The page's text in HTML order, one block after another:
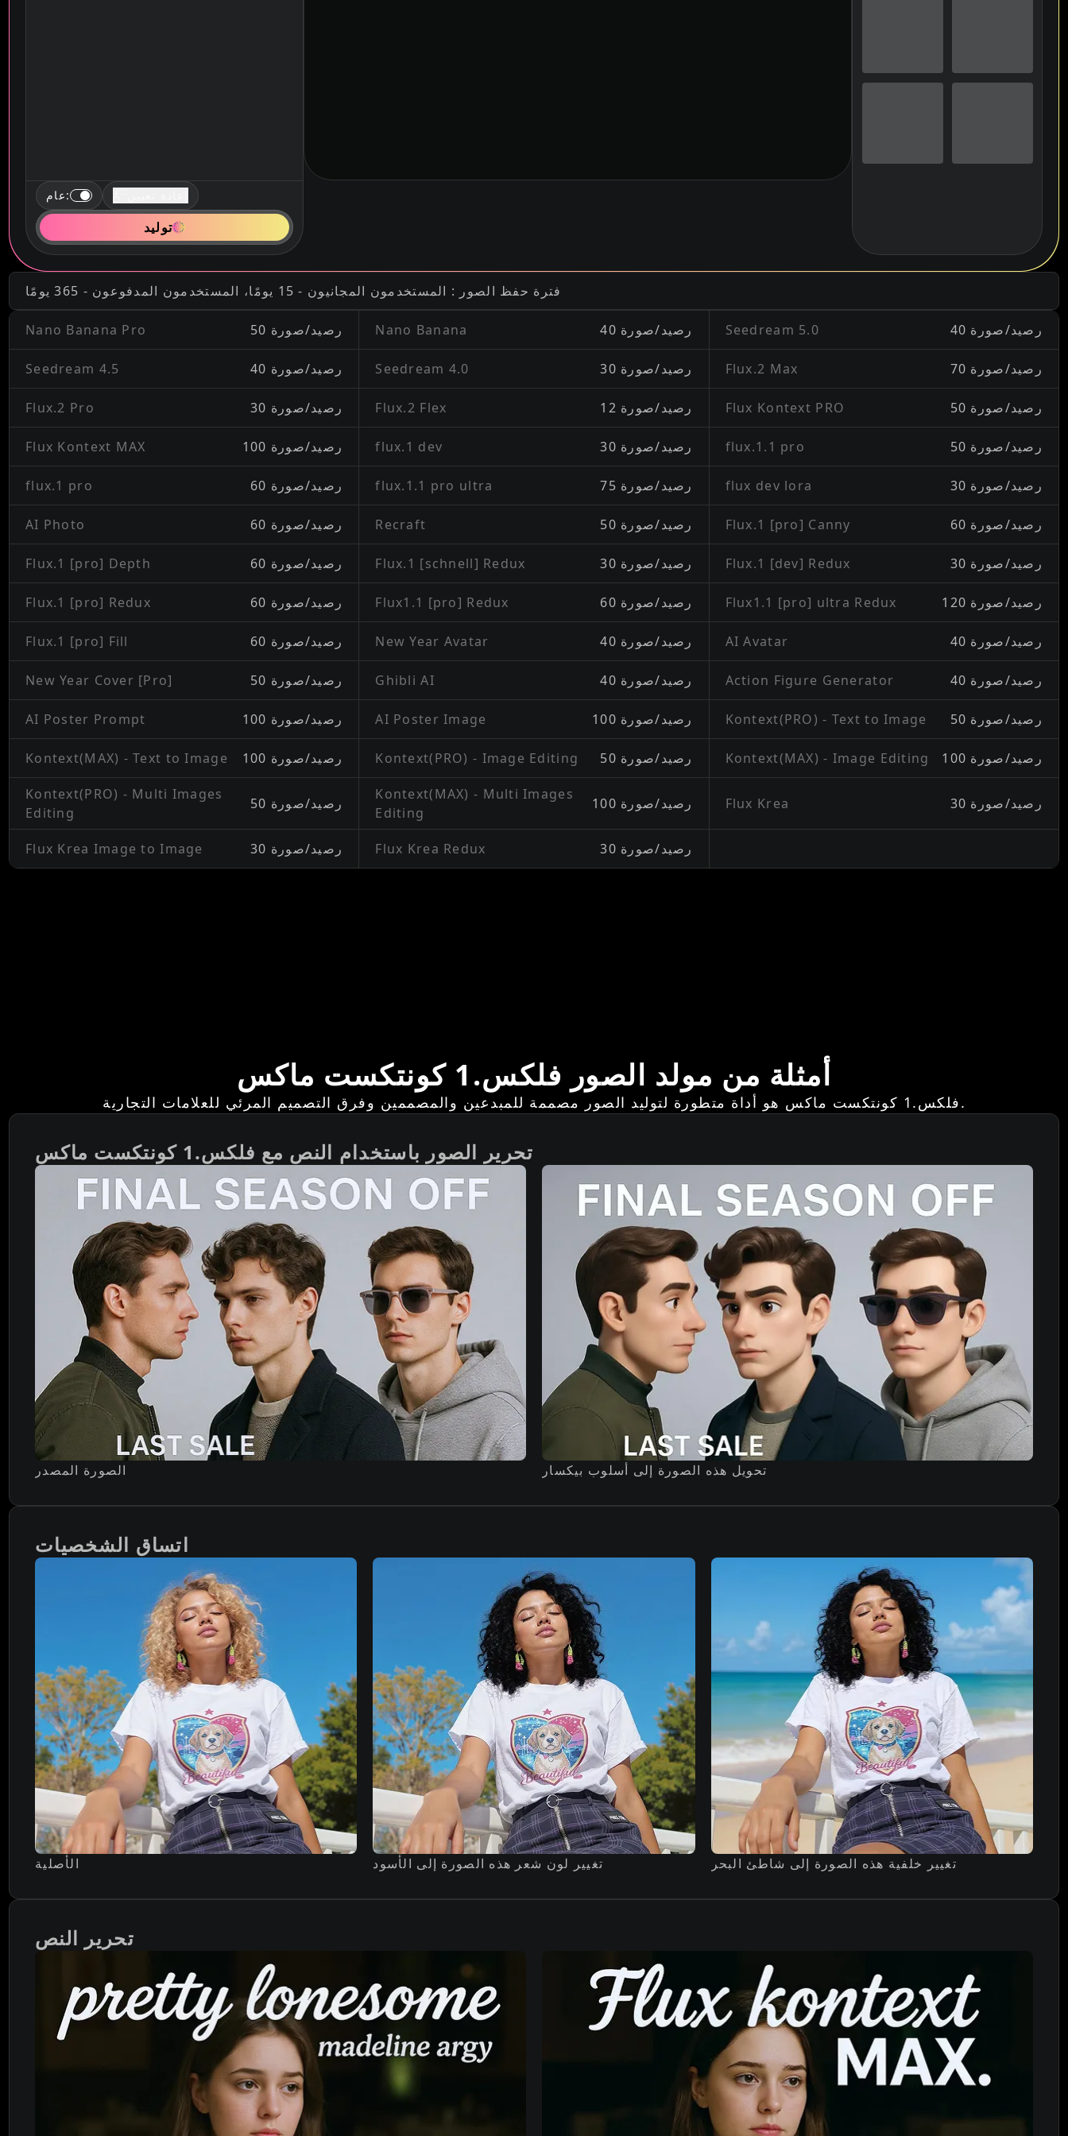
عام:
توليد
فترة حفظ الصور : المستخدمون المجانيون - 15 يومًا، المستخدمون المدفوعون - 365 يومًا
Nano Banana Pro 50 رصيد/صورة Nano Banana 40 رصيد/صورة Seedream 5.0 40 رصيد/صورة
Seedream 4.5 40 رصيد/صورة Seedream 4.0 30 رصيد/صورة Flux.2 Max 70 رصيد/صورة
Flux.2 Pro 30 رصيد/صورة Flux.2 Flex 12 رصيد/صورة Flux Kontext PRO 50 رصيد/صورة
Flux Kontext MAX 100 رصيد/صورة flux.1 dev 30 رصيد/صورة flux.1.1 pro 50 رصيد/صورة
flux.1 pro 60 رصيد/صورة flux.1.1 pro ultra 75 رصيد/صورة flux dev lora 30 رصيد/صورة
AI Photo 60 رصيد/صورة Recraft 50 رصيد/صورة Flux.1 [pro] Canny 60 رصيد/صورة
Flux.1 [pro] Depth 60 رصيد/صورة Flux.1 [schnell] Redux 30 رصيد/صورة Flux.1 [dev] Redux 30 رصيد/صورة
Flux.1 [pro] Redux 60 رصيد/صورة Flux1.1 [pro] Redux 60 رصيد/صورة Flux1.1 [pro] ultra Redux 120 رصيد/صورة
Flux.1 [pro] Fill 60 رصيد/صورة New Year Avatar 40 رصيد/صورة AI Avatar 40 رصيد/صورة
New Year Cover [Pro] 50 رصيد/صورة Ghibli AI 40 رصيد/صورة Action Figure Generator 40 رصيد/صورة
AI Poster Prompt 100 رصيد/صورة AI Poster Image 100 رصيد/صورة Kontext(PRO) - Text to Image 50 رصيد/صورة
Kontext(MAX) - Text to Image 100 رصيد/صورة Kontext(PRO) - Image Editing 50 رصيد/صورة Kontext(MAX) - Image Editing 100 رصيد/صورة
Kontext(PRO) - Multi Images
Editing
50 رصيد/صورة
Kontext(MAX) - Multi Images
Editing
100 رصيد/صورة Flux Krea 30 رصيد/صورة
Flux Krea Image to Image 30 رصيد/صورة Flux Krea Redux 30 رصيد/صورة
أمثلة من مولد الصور فلكس.1 كونتكست ماكس
فلكس.1 كونتكست ماكس هو أداة متطورة لتوليد الصور مصممة للمبدعين والمصممين وفرق التصميم المرئي للعلامات التجارية.
تحرير الصور باستخدام النص مع فلكس.1 كونتكست ماكس
الصورة المصدر تحويل هذه الصورة إلى أسلوب بيكسار
اتساق الشخصيات
الأصلية تغيير لون شعر هذه الصورة إلى الأسود تغيير خلفية هذه الصورة إلى شاطئ البحر
تحرير النص